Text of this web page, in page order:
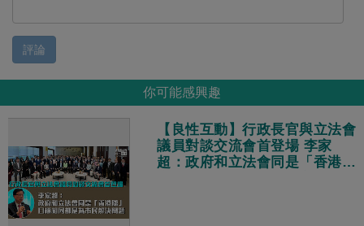
評論
你可能感興趣
【良性互動】行政長官與立法會
議員對談交流會首登場 李家
超：政府和立法會同是「香港